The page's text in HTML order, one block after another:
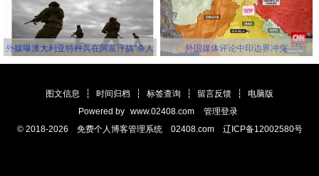
外媒曝澳大利亚特种兵在阿富汗搞“杀人
外国媒体评论中印边界冲突
图文信息 ┆ 时间归档 ┆ 标签查询 ┆ 留言反馈 ┆
电脑版
Powered by www.02408.com
管理登录
© 2018-2026 免费个人博客管理系统 02408.com 辽ICP备12002580号